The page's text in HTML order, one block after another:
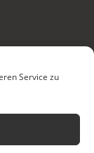
Service zu